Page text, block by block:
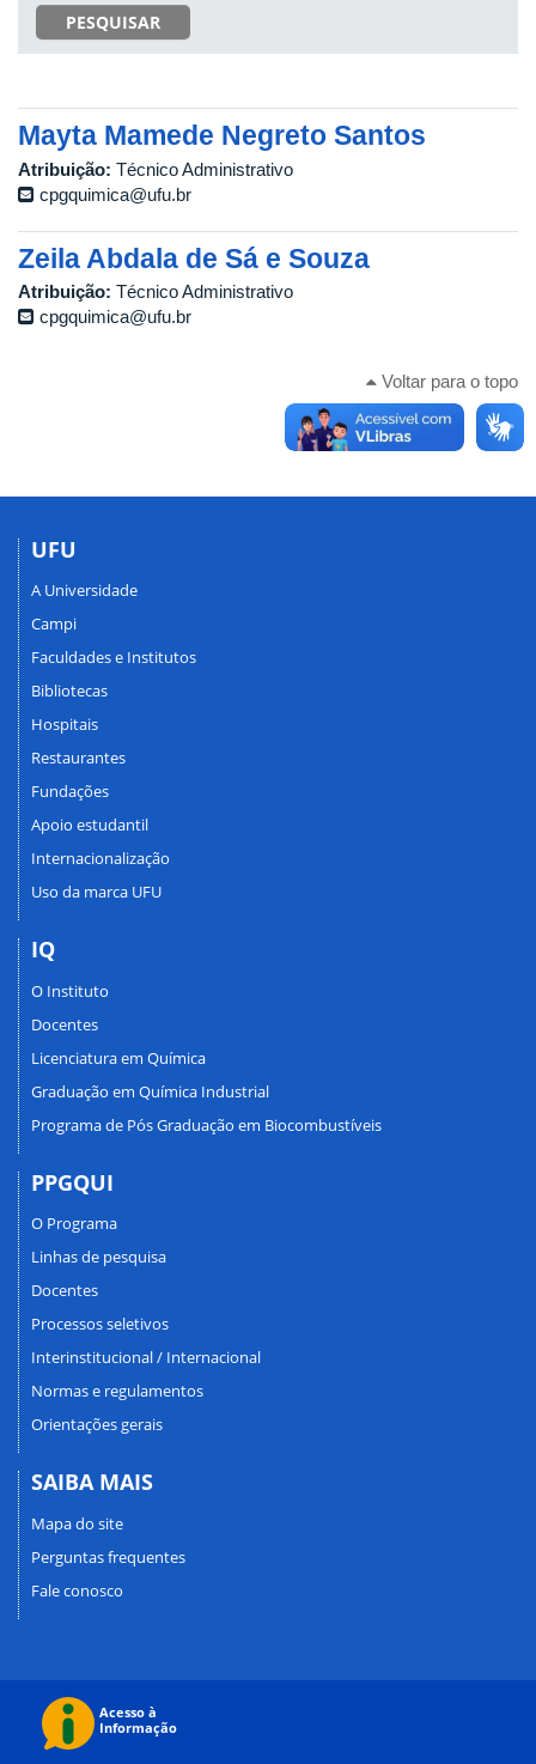
PESQUISAR
Mayta Mamede Negreto Santos
Atribuição: Técnico Administrativo
cpgquimica@ufu.br
Zeila Abdala de Sá e Souza
Atribuição: Técnico Administrativo
cpgquimica@ufu.br
Voltar para o topo
UFU
A Universidade
Campi
Faculdades e Institutos
Bibliotecas
Hospitais
Restaurantes
Fundações
Apoio estudantil
Internacionalização
Uso da marca UFU
IQ
O Instituto
Docentes
Licenciatura em Química
Graduação em Química Industrial
Programa de Pós Graduação em Biocombustíveis
PPGQUI
O Programa
Linhas de pesquisa
Docentes
Processos seletivos
Interinstitucional / Internacional
Normas e regulamentos
Orientações gerais
SAIBA MAIS
Mapa do site
Perguntas frequentes
Fale conosco